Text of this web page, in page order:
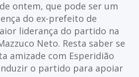
ontem, que pode ser um
do ex-prefeito de
liderança do partido na
Neto. Resta saber se
amizade com Esperidião
o partido para apoiar